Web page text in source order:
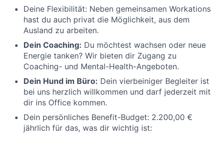
Deine Flexibilität: Neben gemeinsamen Workations
hast du auch privat die Möglichkeit, aus dem
Ausland zu arbeiten.
Dein Coaching: Du möchtest wachsen oder neue
Energie tanken? Wir bieten dir Zugang zu
Coaching- und Mental-Health-Angeboten.
Dein Hund im Büro: Dein vierbeiniger Begleiter ist
bei uns herzlich willkommen und darf jederzeit mit
dir ins Office kommen.
Dein persönliches Benefit-Budget: 2.200,00 €
jährlich für das, was dir wichtig ist: